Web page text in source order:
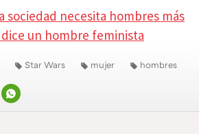
sociedad necesita hombres más
un hombre feminista
WHATSAPP
Star Wars mujer hombres